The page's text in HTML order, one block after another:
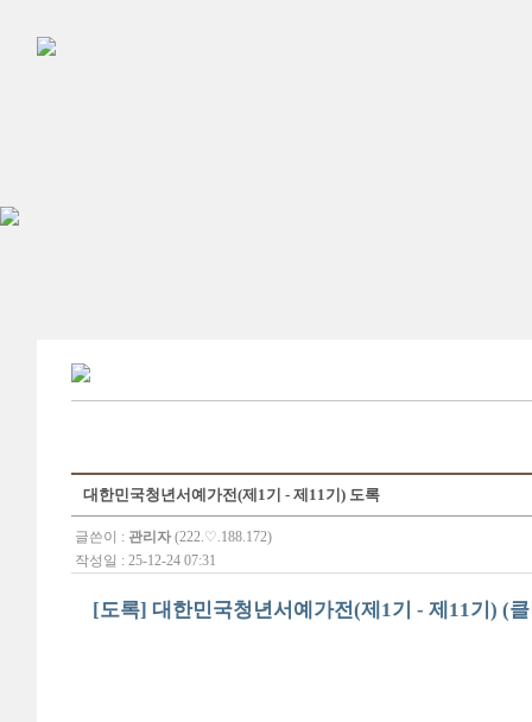
대한민국청년서예가전(제1기 - 제11기) 도록
글쓴이 : 관리자 (222.♡.188.172)
작성일 : 25-12-24 07:31
[도록] 대한민국청년서예가전(제1기 - 제11기) (